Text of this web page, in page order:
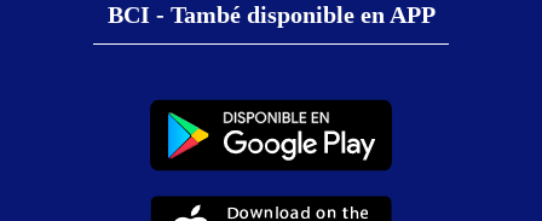
BCI - També disponible en APP